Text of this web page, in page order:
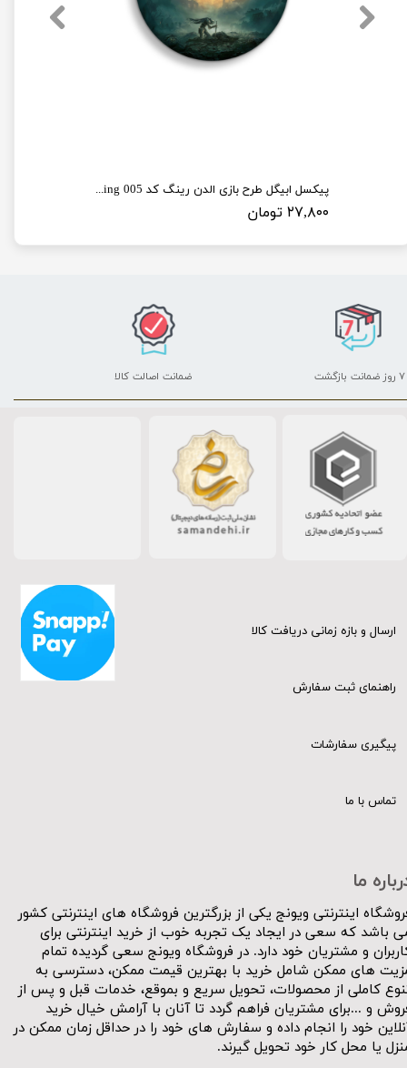
پیکسل ابیگل طرح بازی الدن رینگ کد elden ring 005
۲۷,۸۰۰ تومان
ما
اینترنتی ویونج یکی از بزرگترین فروشگاه های اینترنتی کشور
باشد که سعی در ایجاد یک تجربه خوب از خرید اینترنتی برای
و مشتریان خود دارد. در فروشگاه ویونج سعی گردیده تمام
های ممکن شامل خرید با بهترین قیمت ممکن، دسترسی به
کاملی از محصولات، تحویل سریع و بموقع، خدمات قبل و پس از
و ...برای مشتریان فراهم گردد تا آنان با آرامش خیال خرید
خود را انجام داده و سفارش های خود را در حداقل زمان ممکن در
یا محل کار خود تحویل گیرند.​​​​​​​
ارسال و بازه زمانی دریافت کالا
راهنمای ثبت سفارش
پیگیری سفارشات
تماس با ما
۷ روز ضمانت بازگشت ضمانت اصالت کالا